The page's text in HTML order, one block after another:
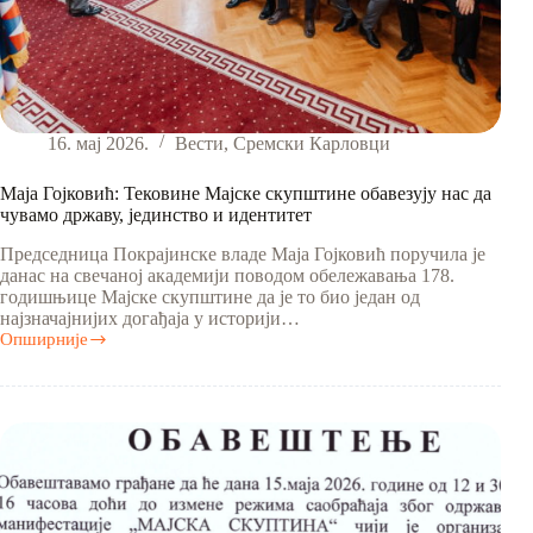
16. мај 2026. Вести, Сремски Карловци
Маја Гојковић: Тековине Мајске скупштине обавезују нас да
чувамо државу, јединство и идентитет
Председница Покрајинске владе Маја Гојковић поручила је
данас на свечаној академији поводом обележавања 178.
годишњице Мајске скупштине да је то био један од
најзначајнијих догађаја у историји…
Опширније
Маја
Тековине
да
чувамо
државу,